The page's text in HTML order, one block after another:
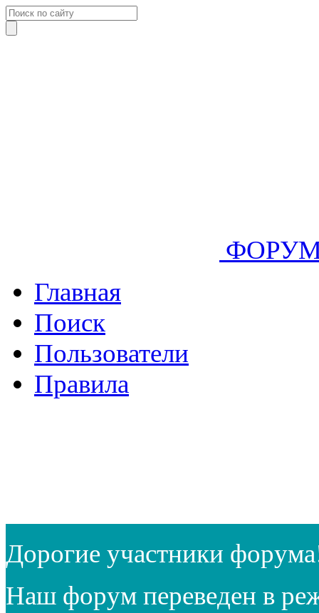
Главная
Поиск
Пользователи
Правила
Дорогие участники
Наш форум переведен в